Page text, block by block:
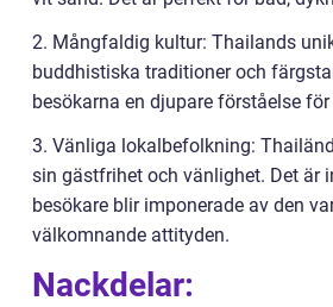
2. Mångfaldig kultur: Thailands
buddhistiska traditioner och
besökarna en djupare förståelse
3. Vänliga lokalbefolkning:
sin gästfrihet och vänlighet. Det är
besökare blir imponerade av den
välkomnande attityden.
Nackdelar: